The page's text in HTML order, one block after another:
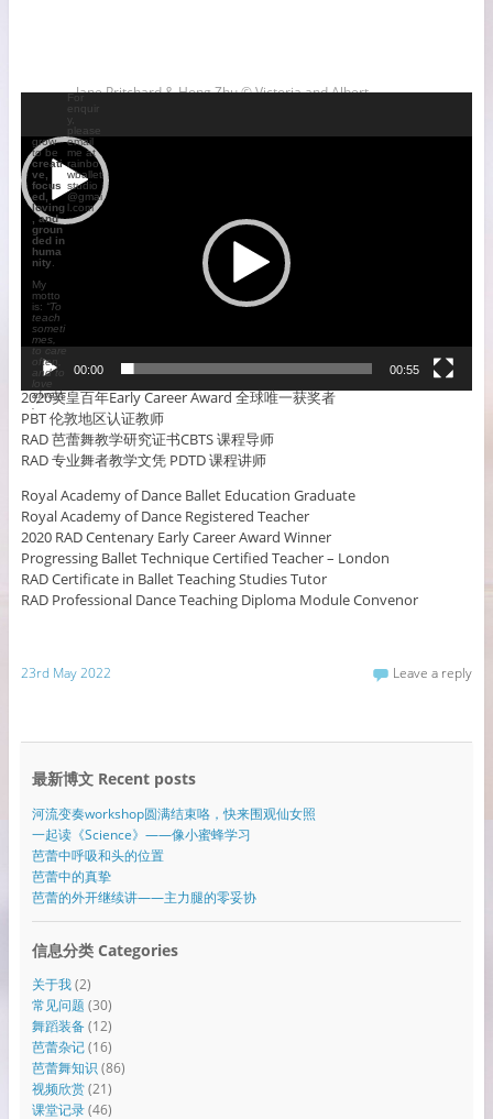
Jane Pritchard & Hong Zhu © Victoria and Albert
Museum. London
Video
Player
00:00 03:11
grow
to be
creati
ve,
focus
ed,
loving
,and
groun
ded in
huma
nity
My
motto
is: “To
teach
someti
mes,
to care
often,
and to
love
always
.”
Video
Player
00:00 00:55
For
enquir
y,
please
email
me at
rainbo
wballet
studio
@gmai
l.com
This is our Wechat Page in Chinese (微信公众号)
Hong Zhu
(BABE, LRAD, RAD RTS, MA)
英国皇家舞蹈学院全日制芭蕾舞教育毕业
英国皇家舞蹈学院注册教师
2020英皇百年Early Career Award 全球唯一获奖者
PBT 伦敦地区认证教师
RAD 芭蕾舞教学研究证书CBTS 课程导师
RAD 专业舞者教学文凭 PDTD 课程讲师
Royal Academy of Dance Ballet Education Graduate
Royal Academy of Dance Registered Teacher
2020 RAD Centenary Early Career Award Winner
Progressing Ballet Technique Certified Teacher – London
RAD Certificate in Ballet Teaching Studies Tutor
RAD Professional Dance Teaching Diploma Module Convenor
23rd May 2022 Leave a reply
最新博文 Recent posts
河流变奏workshop圆满结束咯，快来围观仙女照
一起读《Science》——像小蜜蜂学习
芭蕾中呼吸和头的位置
芭蕾中的真挚
芭蕾的外开继续讲——主力腿的零妥协
信息分类 Categories
关于我(2)
常见问题 (30)
舞蹈装备(12)
芭蕾杂记(16)
芭蕾舞知识 (86)
视频欣赏(21)
课堂记录(46)